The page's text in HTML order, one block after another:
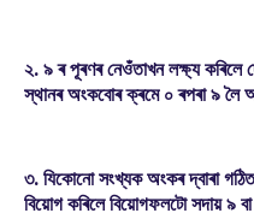
২. ৯ ৰ পূৰণৰ নেওঁতাখন লক্ষ্য
স্থানৰ অংকবোৰ ক্ৰমে ০ ৰপৰা ৯ লৈ
৩. যিকোনো সংখ্যক অংকৰ দ্বাৰা
বিয়োগ কৰিলে বিয়োগফলটো সদায়